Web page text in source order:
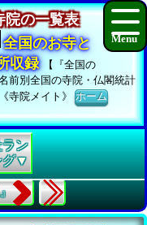
院の一覧表
全国のお寺と
収録
【『全国の
前別全国の寺院・仏閣統計
寺院メイト》ホーム
ン
グ▼